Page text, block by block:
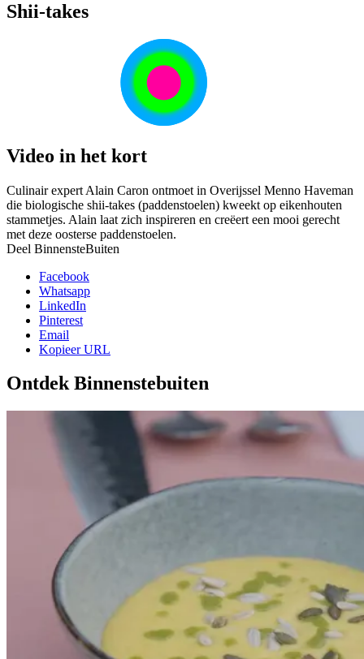
Shii-takes
Video in het kort
Culinair expert Alain Caron ontmoet in Overijssel Menno Haveman
die biologische shii-takes (paddenstoelen) kweekt op eikenhouten
stammetjes. Alain laat zich inspireren en creëert een mooi gerecht
met deze oosterse paddenstoelen.
Deel BinnensteBuiten
Facebook
Whatsapp
LinkedIn
Pinterest
Email
Kopieer URL
Ontdek Binnenstebuiten